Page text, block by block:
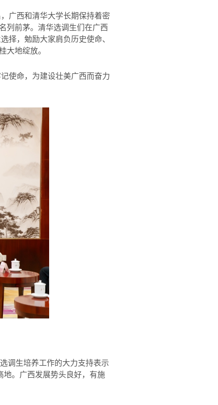
广西和清华大学长期保持着密
列前茅。清华选调生们在广西
择，勉励大家肩负历史使命、
大地绽放。
使命，为建设壮美广西而奋力
调生培养工作的大力支持表示
地。广西发展势头良好，有施